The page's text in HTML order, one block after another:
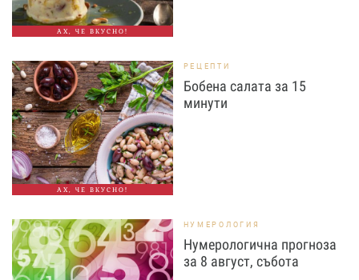
АХ, ЧЕ ВКУСНО!
АХ, ЧЕ ВКУСНО!
РЕЦЕПТИ
Бобена салата за 15
минути
НУМЕРОЛОГИЯ
Нумерологична прогноза
за 8 август, събота